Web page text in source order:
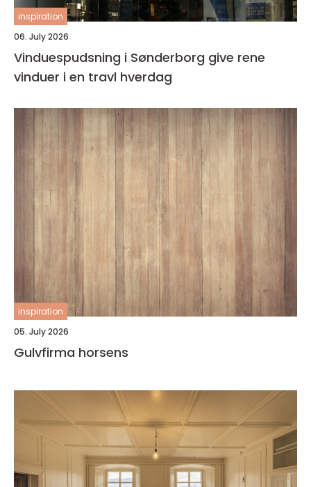
inspiration
06. July 2026
Vinduespudsning i Sønderborg give rene
vinduer i en travl hverdag
inspiration
05. July 2026
Gulvfirma horsens